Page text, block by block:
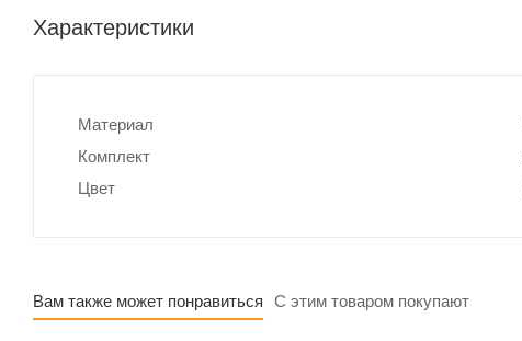
Характеристики
Материал
Комплект
Цвет
Вам также может понравиться С этим товаром покупают